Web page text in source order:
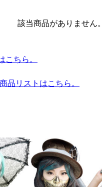
該当商品がありません。
こちら。
品リストはこちら。